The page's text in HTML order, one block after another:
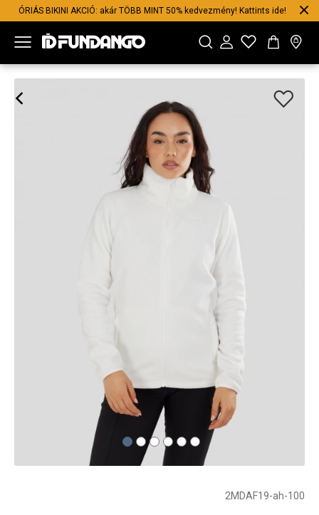
ÓRIÁS BIKINI AKCIÓ: akár TÖBB MINT 50% kedvezmény! Kattints ide!
2MDAF19-ah-100